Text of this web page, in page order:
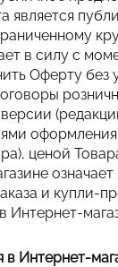
является
в силу с
Оферту без
оформления
ценой
и купли-
Интернет-
в Интернет-